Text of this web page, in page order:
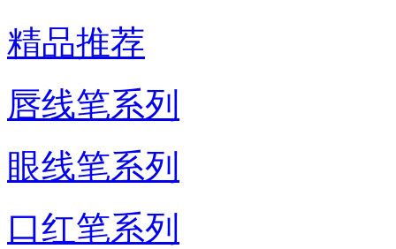
精品推荐
唇线笔系列
眼线笔系列
口红笔系列